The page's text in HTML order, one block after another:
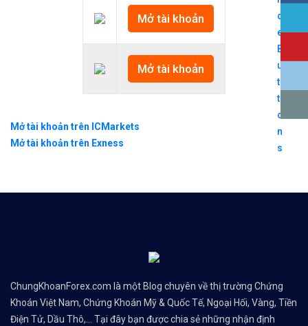
Mở tài khoản
Mở tài khoản
Mở tài khoản trên ICMarkets
Mở tài khoản trên Exness
ChungKhoanForex.com là một Blog chuyên về thị trường Chứng
Khoán Việt Nam, Chứng Khoán Mỹ & Quốc Tế, Ngoại Hối, Vàng, Tiền
Điện Tử, Dầu Thô,... Tại đây bạn được chia sẻ những nhận định